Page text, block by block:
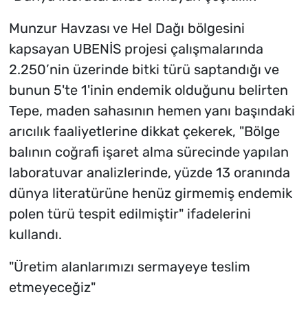
Munzur Havzası ve Hel Dağı bölgesini
kapsayan UBENİS projesi çalışmalarında
2.250’nin üzerinde bitki türü saptandığı ve
bunun 5'te 1'inin endemik olduğunu belirten
Tepe, maden sahasının hemen yanı başındaki
arıcılık faaliyetlerine dikkat çekerek, "Bölge
balının coğrafi işaret alma sürecinde yapılan
laboratuvar analizlerinde, yüzde 13 oranında
dünya literatürüne henüz girmemiş endemik
polen türü tespit edilmiştir" ifadelerini
kullandı.
"Üretim alanlarımızı sermayeye teslim
etmeyeceğiz"